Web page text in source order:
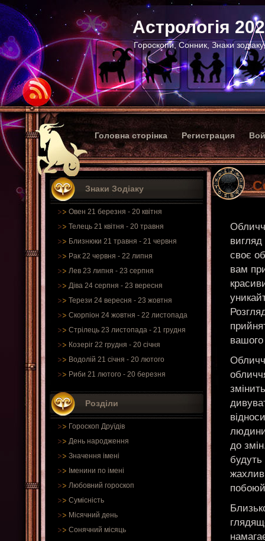
Астрологія
Гороскопи, Сонник, Знаки
Головна сторінка Регистрация
Знаки Зодіаку
Овен 21 березня - 20 квітня
Телець 21 квітня - 20 травня
Близнюки 21 травня - 21 червня
Рак 22 червня - 22 липня
Лев 23 липня - 23 серпня
Діва 24 серпня - 23 вересня
Терези 24 вересня - 23 жовтня
Скорпіон 24 жовтня - 22 листопада
Стрілець 23 листопада - 21 грудня
Козеріг 22 грудня - 20 січня
Водолій 21 січня - 20 лютого
Риби 21 лютого - 20 березня
Розділи
Гороскоп Друїдів
День народження
Значення імені
Іменини по імені
Любовний гороскоп
Сумісність
Місячний день
Сонячний місяць
своє
вам
до